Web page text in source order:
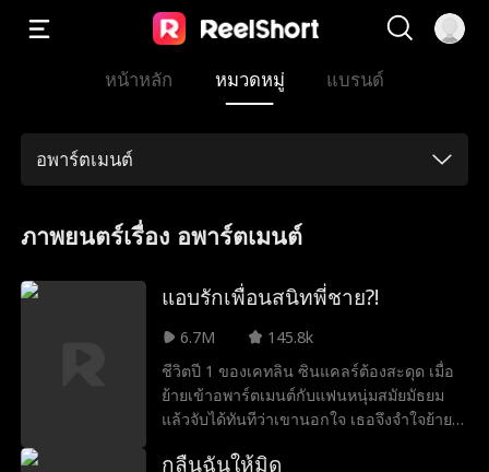
หน้าหลัก หมวดหมู่ แบรนด์
อพาร์ตเมนต์
ภาพยนตร์เรื่อง อพาร์ตเมนต์
แอบรักเพื่อนสนิทพี่ชาย?!
6.7M
145.8k
ชีวิตปี 1 ของเคทลิน ซินแคลร์ต้องสะดุด เมื่อ
ย้ายเข้าอพาร์ตเมนต์กับแฟนหนุ่มสมัยมัธยม
แล้วจับได้ทันทีว่าเขานอกใจ เธอจึงจำใจย้าย
ของเขาซึ่งเรียนป.โทที่เดียวกัน เมื่อความรู้สึก
กลืนฉันให้มิด